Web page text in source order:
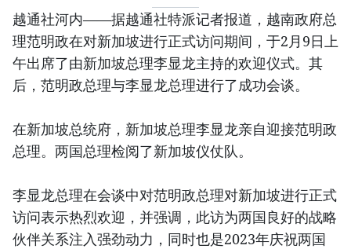
越通社河内——据越通社特派记者报道，越南政府总
理范明政在对新加坡进行正式访问期间，于2月9日上
午出席了由新加坡总理李显龙主持的欢迎仪式。其
后，范明政总理与李显龙总理进行了成功会谈。
在新加坡总统府，新加坡总理李显龙亲自迎接范明政
总理。两国总理检阅了新加坡仪仗队。
李显龙总理在会谈中对范明政总理对新加坡进行正式
访问表示热烈欢迎，并强调，此访为两国良好的战略
伙伴关系注入强劲动力，同时也是2023年庆祝两国